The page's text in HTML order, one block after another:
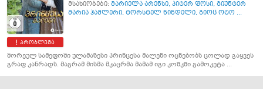
პრობლემა
მსახიობები: მარიელა არენსი, პიტერ ფოსი, გიუნტერ
მარია ჰამლერი, ტორსტელ ნინდელი, გიოც ოტო ...
შორეულ სამეფოში ულამაზესი პრინცესა მალენი ოცნებობს ცოლად გაყვეს
გრაფ კანრადს. მაგრამ მისმა მკაცრმა მამამ იგი კოშკში გამოკეტა ...